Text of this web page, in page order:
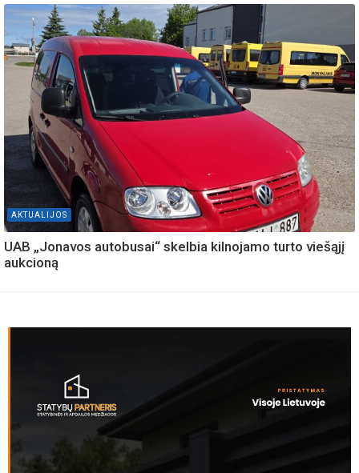
AKTUALIJOS
UAB „Jonavos autobusai“ skelbia kilnojamo turto viešąjį
aukcioną